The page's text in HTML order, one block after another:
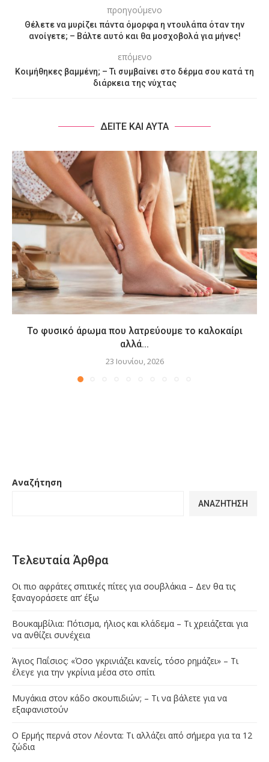
προηγούμενο
Θέλετε να μυρίζει πάντα όμορφα η ντουλάπα όταν την
ανοίγετε; – Βάλτε αυτό και θα μοσχοβολά για μήνες!
επόμενο
Κοιμήθηκες βαμμένη; – Τι συμβαίνει στο δέρμα σου κατά τη
διάρκεια της νύχτας
ΔΕΙΤΕ ΚΑΙ ΑΥΤΑ
Το φυσικό άρωμα που λατρεύουμε το καλοκαίρι
αλλά...
23 Ιουνίου, 2026
Αναζήτηση
ΑΝΑΖΉΤΗΣΗ
Τελευταία Άρθρα
Οι πιο αφράτες σπιτικές πίτες για σουβλάκια – Δεν θα τις
ξαναγοράσετε απ’ έξω
Βουκαμβίλια: Πότισμα, ήλιος και κλάδεμα – Τι χρειάζεται για
να ανθίζει συνέχεια
Άγιος Παΐσιος: «Όσο γκρινιάζει κανείς, τόσο ρημάζει» – Τι
έλεγε για την γκρίνια μέσα στο σπίτι
Μυγάκια στον κάδο σκουπιδιών; – Τι να βάλετε για να
εξαφανιστούν
Ο Ερμής περνά στον Λέοντα: Τι αλλάζει από σήμερα για τα 12
ζώδια